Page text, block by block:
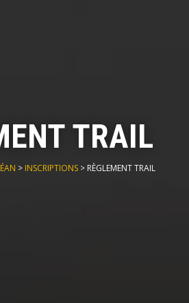
TRAIL
> INSCRIPTIONS > RÈGLEMENT TRAIL